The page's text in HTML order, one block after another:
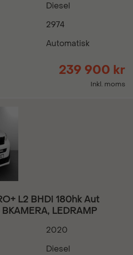
Diesel
2974
Automatisk
239 900 kr
Inkl. moms
L2 BHDi 180hk Aut
LEDRAMP
2020
Diesel